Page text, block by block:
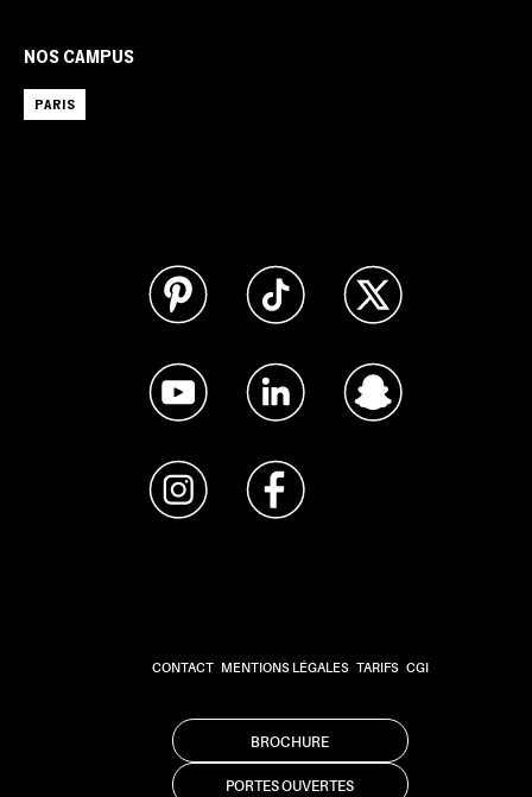
NOS CAMPUS
PARIS
CONTACT MENTIONS LÉGALES TARIFS CGI
PORTES OUVERTES
BROCHURE